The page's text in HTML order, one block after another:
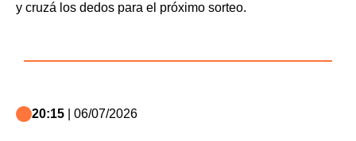
y cruzá los dedos para el próximo sorteo.
20:15 | 06/07/2026